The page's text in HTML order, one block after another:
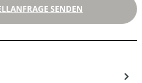
SENDEN